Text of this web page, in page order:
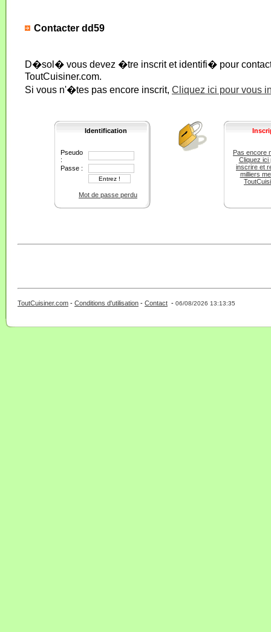
Contacter dd59
D�sol� vous devez �tre inscrit et identifi� pour
ToutCuisiner.com.
Si vous n'�tes pas encore inscrit, Cliquez ici pour vous
Identification
Pseudo
:
Passe :
Mot de passe perdu
Pas encore
Cliquez ici
inscrire et
milliers
ToutCuisiner.com - Conditions d'utilisation - Contact - 06/08/2026 13:13:35